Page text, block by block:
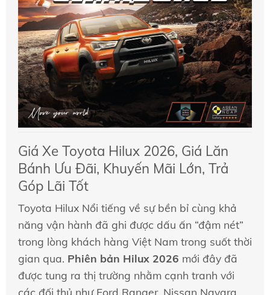
Giá Xe Toyota Hilux 2026, Giá Lăn
Bánh Ưu Đãi, Khuyến Mãi Lớn, Trả
Góp Lãi Tốt
Toyota Hilux Nổi tiếng về sự bền bỉ cùng khả
năng vận hành đã ghi được dấu ấn “đậm nét”
trong lòng khách hàng Việt Nam trong suốt thời
gian qua. Phiên bản Hilux 2026 mới đây đã
được tung ra thị trường nhằm cạnh tranh với
các đối thủ như Ford Ranger, Nissan Navara